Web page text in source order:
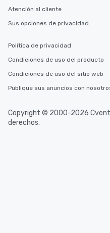
Atención al cliente
Sus opciones de privacidad
Política de privacidad
Condiciones de uso del producto
Condiciones de uso del sitio web
Publique sus anuncios con
Copyright © 2000-2026
derechos.